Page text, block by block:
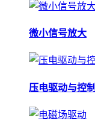
微小信号放大
压电驱动与控制